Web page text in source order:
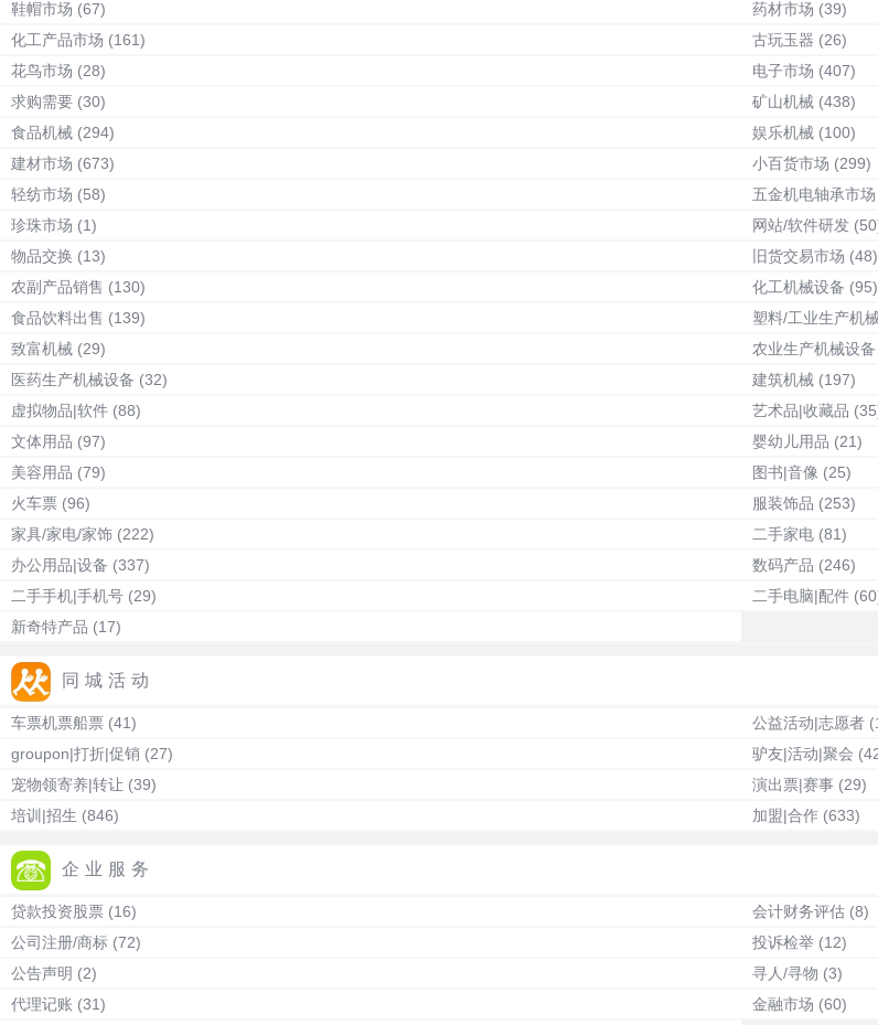
鞋帽市场 (67) 药材市场 (39)
化工产品市场 (161) 古玩玉器 (26)
花鸟市场 (28) 电子市场 (407)
求购需要 (30) 矿山机械 (438)
食品机械 (294) 娱乐机械 (100)
建材市场 (673) 小百货市场 (299)
轻纺市场 (58) 五金机电轴承市场
珍珠市场 (1) 网站/软件研发
物品交换 (13) 旧货交易市场 (48)
农副产品销售 (130) 化工机械设备 (95)
食品饮料出售 (139) 塑料/工业生产机械
致富机械 (29) 农业生产机械设备
医药生产机械设备 (32) 建筑机械 (197)
虚拟物品|软件 (88) 艺术品|收藏品
文体用品 (97) 婴幼儿用品 (21)
美容用品 (79) 图书|音像 (25)
火车票 (96) 服装饰品 (253)
家具/家电/家饰 (222) 二手家电 (81)
办公用品|设备 (337) 数码产品 (246)
二手手机|手机号 (29) 二手电脑|配件
新奇特产品 (17)
同城活动
车票机票船票 (41) 公益活动|志愿者
groupon|打折|促销 (27) 驴友|活动|聚会
宠物领寄养|转让 (39) 演出票|赛事 (29)
培训|招生 (846) 加盟|合作 (633)
企业服务
贷款投资股票 (16) 会计财务评估 (8)
公司注册/商标 (72) 投诉检举 (12)
公告声明 (2) 寻人/寻物 (3)
代理记账 (31) 金融市场 (60)